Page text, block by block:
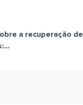
a recuperação de